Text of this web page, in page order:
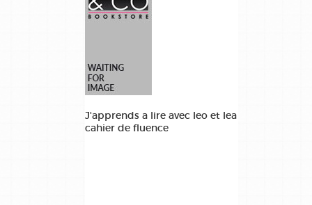
J'apprends a lire avec leo et lea
cahier de fluence